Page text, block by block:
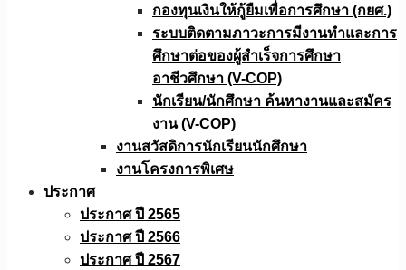
กองทุนเงินให้กู้ยืมเพื่อการศึกษา (กยศ.)
ระบบติดตามภาวะการมีงานทำและการ
ศึกษาต่อของผู้สำเร็จการศึกษา
อาชีวศึกษา (V-COP)
นักเรียน/นักศึกษา ค้นหางานและสมัคร
งาน (V-COP)
งานสวัสดิการนักเรียนนักศึกษา
งานโครงการพิเศษ
ประกาศ
ประกาศ ปี 2565
ประกาศ ปี 2566
ประกาศ ปี 2567